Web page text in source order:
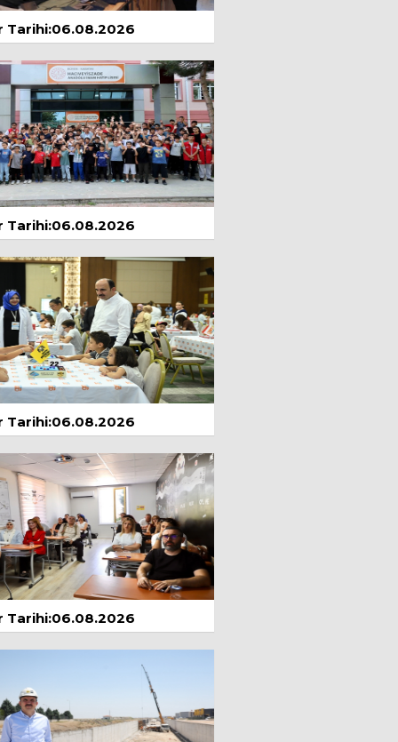
1 Mayıs 2024
Prof.Dr. Nuri
ŞİMŞEKLER
GEL, AMA KENDİNE
DE GEL!
2024
Zeynep Bengü
AYDINLI
Amasra & Safranbolu
5 Temmuz 2025
Seda Özlem
Çağımızda Dikkat
Eksikliği, Nedenleri ve
Tedavi Yaklaşımları
2025
İbrahim Günay
Atatürk ve Konya
5 Ağustos 2026
Yılmaz Sandıkcı
AKLI UYANDIRMAK
2026
Mehmet Mert
Ahmet
Davutoğlu'nun En
Doğru, Siyasetin En
Prof. Dr. Kayhan
ÖZTÜRK
BALDEDE
KIŞIN ŞİFASI BİTKİ
Tarihi:06.08.2026
Tarihi:06.08.2026
Tarihi:06.08.2026
Tarihi:06.08.2026